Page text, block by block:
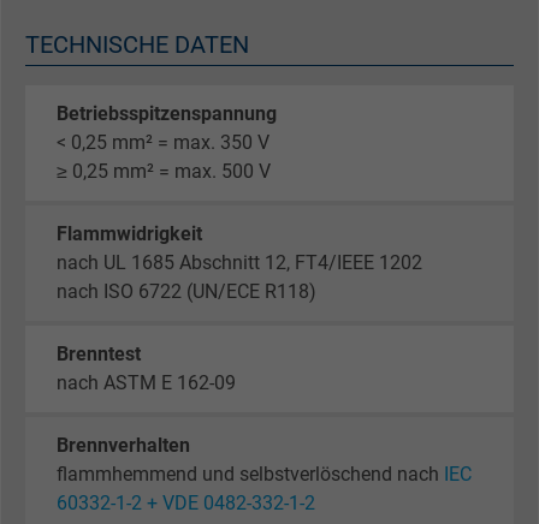
TECHNISCHE DATEN
Betriebsspitzenspannung
< 0,25 mm² = max. 350 V
≥ 0,25 mm² = max. 500 V
Flammwidrigkeit
nach UL 1685 Abschnitt 12, FT4/IEEE 1202
nach ISO 6722 (UN/ECE R118)
Brenntest
nach ASTM E 162-09
Brennverhalten
flammhemmend und selbstverlöschend nach IEC
60332-1-2 + VDE 0482-332-1-2